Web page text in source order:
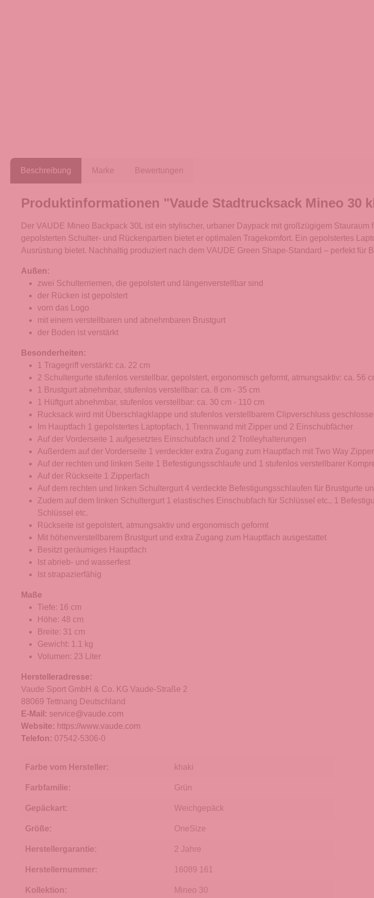
Beschreibung Marke Bewertungen
Produktinformationen "Vaude Stadtrucksack Mineo 30
Der VAUDE Mineo Backpack 30L ist ein stylischer, urbaner Daypack mit großzügigem
gepolsterten Schulter- und Rückenpartien bietet er optimalen Tragekomfort. Ein gepolstertes
Ausrüstung bietet. Nachhaltig produziert nach dem VAUDE Green Shape-Standard – perfekt für
Außen:
zwei Schulterriemen, die gepolstert und längenverstellbar sind
der Rücken ist gepolstert
vorn das Logo
mit einem verstellbaren und abnehmbaren Brustgurt
der Boden ist verstärkt
Besonderheiten:
1 Tragegriff verstärkt: ca. 22 cm
2 Schultergurte stufenlos verstellbar, gepolstert, ergonomisch geformt, atmungsaktiv: ca. 56
1 Brustgurt abnehmbar, stufenlos verstellbar: ca. 8 cm - 35 cm
1 Hüftgurt abnehmbar, stufenlos verstellbar: ca. 30 cm - 110 cm
Rucksack wird mit Überschlagklappe und stufenlos verstellbarem Clipverschluss
Im Hauptfach 1 gepolstertes Laptopfach, 1 Trennwand mit Zipper und 2 Einschubfächer
Auf der Vorderseite 1 aufgesetztes Einschubfach und 2 Trolleyhalterungen
Außerdem auf der Vorderseite 1 verdeckter extra Zugang zum Hauptfach mit Two Way
Auf der rechten und linken Seite 1 Befestigungsschlaufe und 1 stufenlos verstellbarer
Auf der Rückseite 1 Zipperfach
Auf dem rechten und linken Schultergurt 4 verdeckte Befestigungsschlaufen für Brustgurte
Zudem auf dem linken Schultergurt 1 elastisches Einschubfach für Schlüssel etc., 1
Schlüssel etc.
Rückseite ist gepolstert, atmungsaktiv und ergonomisch geformt
Mit höhenverstellbarem Brustgurt und extra Zugang zum Hauptfach ausgestattet
Besitzt geräumiges Hauptfach
Ist abrieb- und wasserfest
Ist strapazierfähig
Maße
Tiefe: 16 cm
Höhe: 48 cm
Breite: 31 cm
Gewicht: 1.1 kg
Volumen: 23 Liter
Herstelleradresse:
Vaude Sport GmbH & Co. KG Vaude-Straße 2
88069 Tettnang Deutschland
E-Mail: service@vaude.com
Website: https://www.vaude.com
Telefon: 07542-5306-0
Farbe vom Hersteller: khaki
Farbfamilie: Grün
Gepäckart: Weichgepäck
Größe: OneSize
Herstellergarantie: 2 Jahre
Herstellernummer: 16089 161
Kollektion: Mineo 30